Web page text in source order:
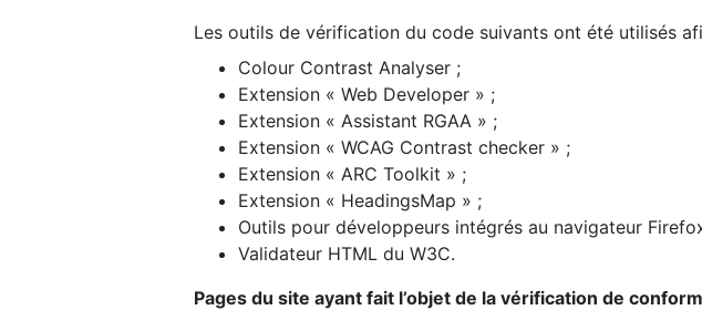
Les outils de vérification du code suivants ont été utilisés
Colour Contrast Analyser ;
Extension « Web Developer » ;
Extension « Assistant RGAA » ;
Extension « WCAG Contrast checker » ;
Extension « ARC Toolkit » ;
Extension « HeadingsMap » ;
Outils pour développeurs intégrés au navigateur
Validateur HTML du W3C.
Pages du site ayant fait l’objet de la vérification de